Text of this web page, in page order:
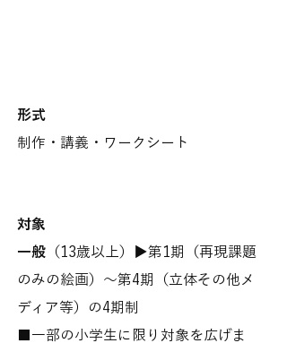
形式
制作・講義・ワークシート
対象
一般 （13歳以上）▶︎第1期（再現課題
のみの絵画）〜第4期（立体その他メ
ディア等）の4期制
■一部の小学生に限り対象を広げま